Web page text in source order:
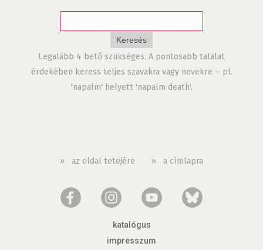
Legalább 4 betű szükséges. A pontosabb találat
érdekében keress teljes szavakra vagy nevekre – pl.
'napalm' helyett 'napalm death'.
» az oldal tetejére » a címlapra
katalógus
impresszum